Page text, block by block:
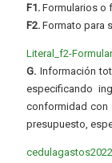
F1. Formularios o
F2. Formato para
Literal_f2-
G. Información
especificando
conformidad con
presupuesto,